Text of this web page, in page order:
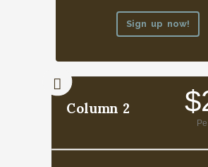
Sign up now!
Column 2